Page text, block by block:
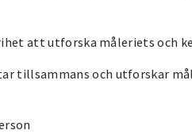
att utforska måleriets och
tillsammans och utforskar